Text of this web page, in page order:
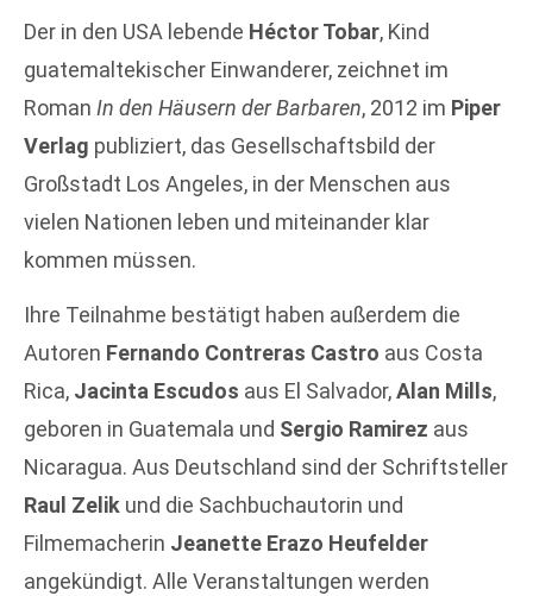
Der in den USA lebende Héctor Tobar, Kind
guatemaltekischer Einwanderer, zeichnet im
Roman In den Häusern der Barbaren, 2012 im Piper
Verlag publiziert, das Gesellschaftsbild der
Großstadt Los Angeles, in der Menschen aus
vielen Nationen leben und miteinander klar
kommen müssen.
Ihre Teilnahme bestätigt haben außerdem die
Autoren Fernando Contreras Castro aus Costa
Rica, Jacinta Escudos aus El Salvador,Alan Mills,
geboren in Guatemala und Sergio Ramirez aus
Nicaragua. Aus Deutschland sind der Schriftsteller
Raul Zelik und die Sachbuchautorin und
Filmemacherin Jeanette Erazo Heufelder
angekündigt. Alle Veranstaltungen werden